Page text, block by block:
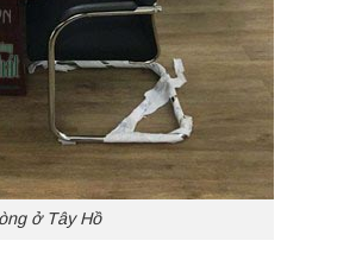
ở Tây Hồ